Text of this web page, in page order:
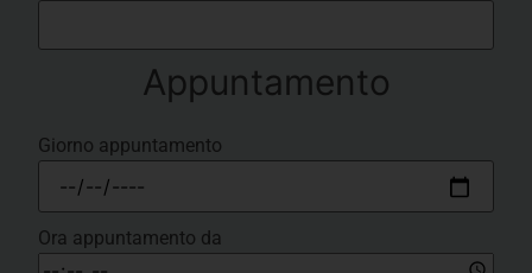
Appuntamento
Giorno appuntamento
Ora appuntamento da